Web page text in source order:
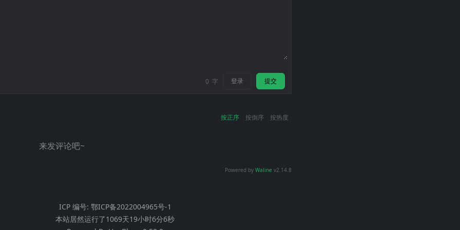
0 字 登录 提交
按正序 按倒序 按热度
来发评论吧~
Powered by Waline v2.14.8
ICP 编号: 鄂ICP备2022004965号-1
本站居然运行了1069天19小时6分7秒